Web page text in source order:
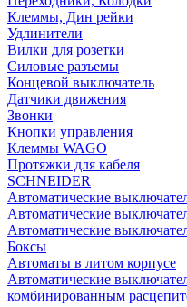
Клеммы, Дин рейки
Удлинители
Вилки для розетки
Силовые разъемы
Концевой выключатель
Датчики движения
Звонки
Кнопки управления
Клеммы WAGO
Протяжки для кабеля
SCHNEIDER
Автоматические
Автоматические
Автоматические
Боксы
Автоматы в литом корпусе
Автоматические
комбинированным